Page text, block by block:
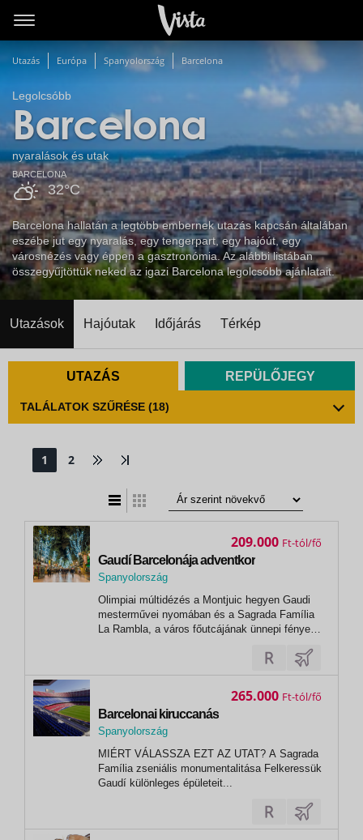
Utazás Európa Spanyolország Barcelona
Legolcsóbb
Barcelona
nyaralások és utak
32°C
BARCELONA
Barcelona hallatán a legtöbb embernek utazás kapcsán általában
eszébe jut egy nyaralás, egy tengerpart, egy hajóút, egy
városnézés vagy éppen a gasztronómia. Az alábbi listában
összegyűjtöttük neked az igazi Barcelona legolcsóbb ajánlatait.
Utazások Hajóutak Időjárás Térkép
UTAZÁS REPÜLŐJEGY
TALÁLATOK SZŰRÉSE (18)
1 2
Gaudí Barcelonája adventkor
Spanyolország
Barcelona
Olimpiai múltidézés a Montjuic hegyen Gaudi
mesterművei nyomában és a Sagrada Família
La Rambla, a város főutcájának ünnepi fényei
209.000 Ft
Barcelonai kiruccanás
Spanyolország
Barcelona
MIÉRT VÁLASSZA EZT AZ UTAT? A Sagrada
Família zseniális monumentalitása Felkeressük
Gaudí különleges épületeit...
265.000 Ft